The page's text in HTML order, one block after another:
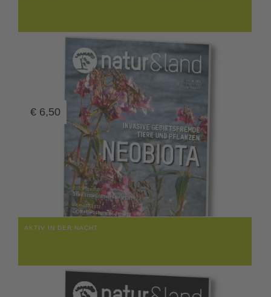
€ 6,50
AKTIV IN DER NACHT